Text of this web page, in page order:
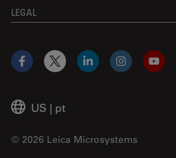
LEGAL
US | pt
© 2026 Leica Microsystems
Facebook
X LinkedInInstagram